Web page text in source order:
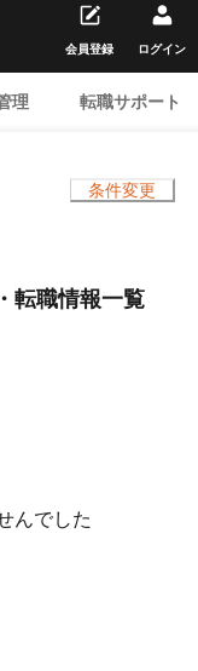
理 転職サポート
会員登録 ログイン
条件変更
転職情報一覧
んでした